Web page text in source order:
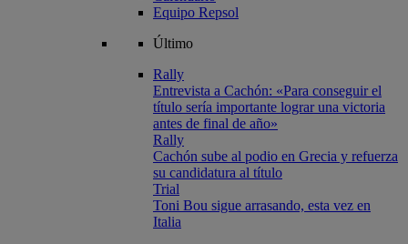
Equipo Repsol
Último
Rally
Entrevista a Cachón: «Para conseguir el
título sería importante lograr una victoria
antes de final de año»
Rally
Cachón sube al podio en Grecia y refuerza
su candidatura al título
Trial
Toni Bou sigue arrasando, esta vez en
Italia